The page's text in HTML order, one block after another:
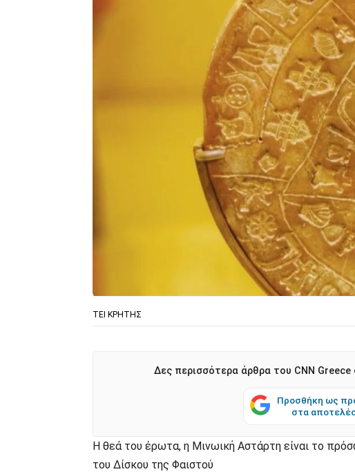
ΤΕΙ ΚΡΗΤΗΣ
Δες περισσότερα άρθρα του CNN
Προσθήκη ως
στα
Η θεά του έρωτα, η Μινωική Αστάρτη είναι το
του Δίσκου της Φαιστού